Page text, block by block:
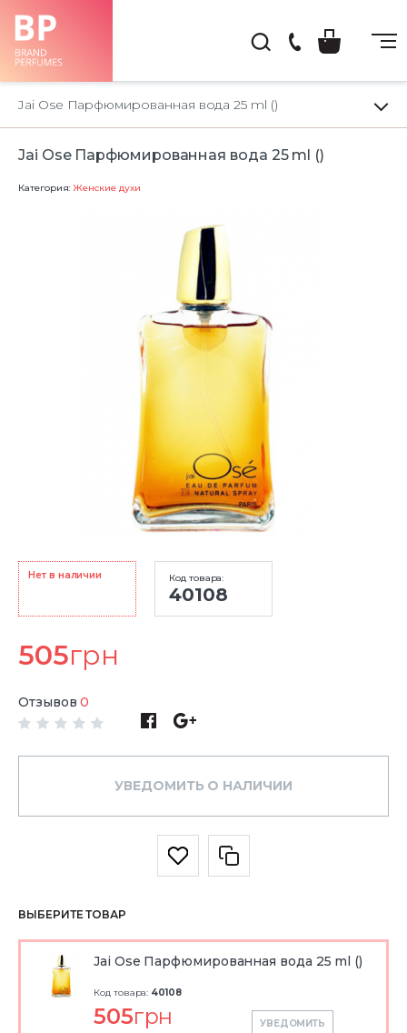
Jai Ose Парфюмированная вода 25 ml ()
Jai Ose Парфюмированная вода 25 ml ()
Категория: Женские духи
Нет в наличии Код товара:
40108
505грн
Отзывов 0
УВЕДОМИТЬ О НАЛИЧИИ
ВЫБЕРИТЕ ТОВАР
Jai Ose Парфюмированная вода 25 ml ()
Код товара: 40108
505грн УВЕДОМИТЬ